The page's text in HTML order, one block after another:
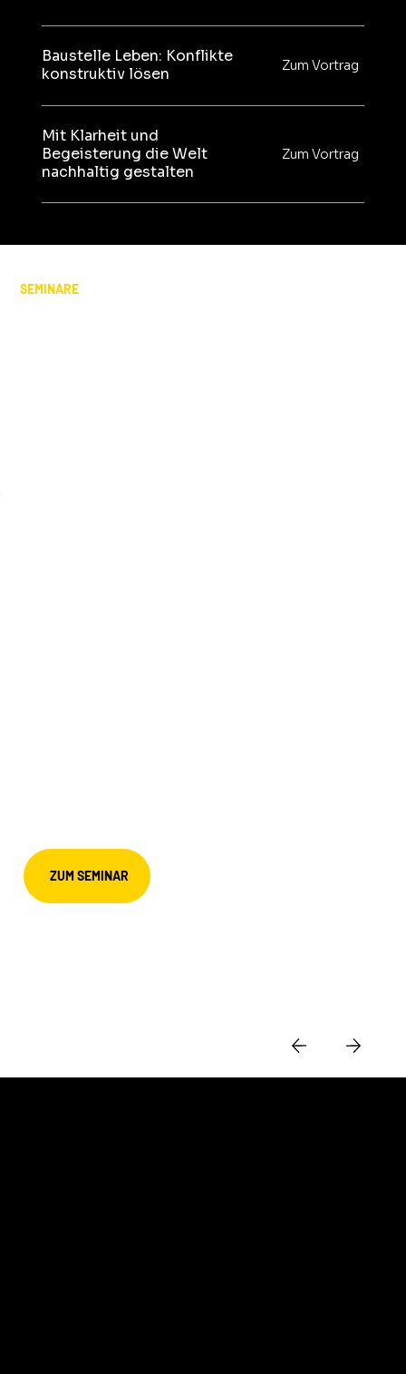
Baustelle Leben: Konflikte
konstruktiv lösen
Zum Vortrag
Mit Klarheit und
Begeisterung die Welt
nachhaltig gestalten
Zum Vortrag
SEMINARE
ZUM SEMINAR